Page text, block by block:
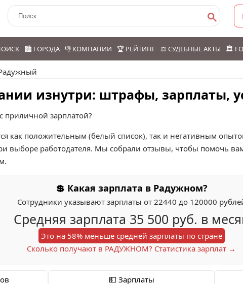
🏙️ ГОРОДА 👎 КОМПАНИИ 🏆 РЕЙТИНГ ⚖️ СУДЕБНЫЕ АКТЫ 🏛️
изнутри: штрафы, зарплаты,
приличной зарплатой?
как положительным (белый список), так и негативным
выборе работодателя. Мы собрали отзывы, чтобы помочь
💲 Какая зарплата в Радужном?
Сотрудники указывают зарплаты от 22440 до 120000
Средняя зарплата 35 500 руб. в
Это на 58% меньше средней зарплаты по стране
Сколько получают в РАДУЖНОМ? Статистика зарплат →
💵 Зарплаты